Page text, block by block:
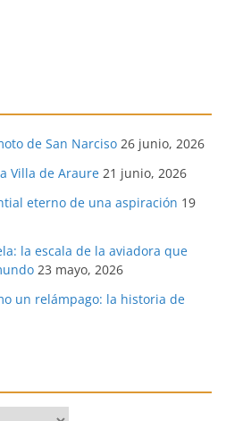
de San Narciso 26 junio, 2026
Villa de Araure 21 junio, 2026
eterno de una aspiración 19
la escala de la aviadora que
23 mayo, 2026
un relámpago: la historia de